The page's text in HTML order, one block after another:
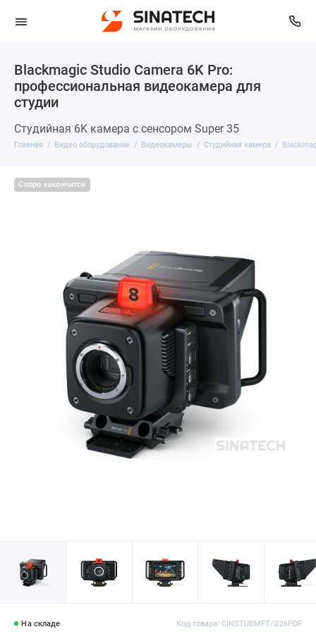
Blackmagic Studio Camera 6K Pro:
профессиональная видеокамера для
студии
Студийная 6K камера с сенсором Super 35
Главная Видео оборудование Видеокамеры Студийная камера
Скоро закончится
На складе Код товара: CINSTUDMFT/G26PDF